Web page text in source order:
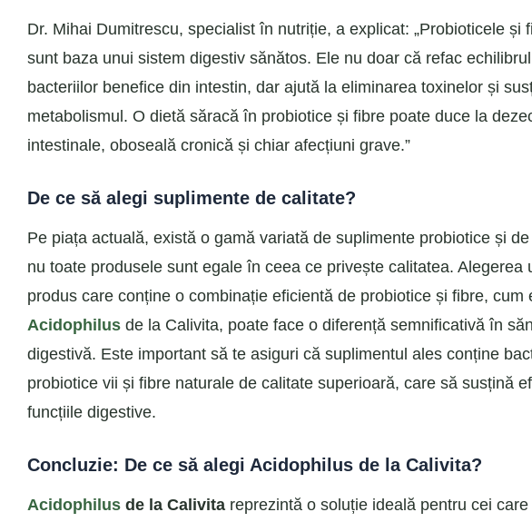
Dr. Mihai Dumitrescu, specialist în nutriție, a explicat: „Probioticele și
sunt baza unui sistem digestiv sănătos. Ele nu doar că refac echilibrul
bacteriilor benefice din intestin, dar ajută la eliminarea toxinelor și
metabolismul. O dietă săracă în probiotice și fibre poate duce la
intestinale, oboseală cronică și chiar afecțiuni grave.”
De ce să alegi suplimente de calitate?
Pe piața actuală, există o gamă variată de suplimente probiotice și
nu toate produsele sunt egale în ceea ce privește calitatea. Alegerea
produs care conține o combinație eficientă de probiotice și fibre, cum
Acidophilus de la Calivita, poate face o diferență semnificativă în
digestivă. Este important să te asiguri că suplimentul ales conține
probiotice vii și fibre naturale de calitate superioară, care să susțină
funcțiile digestive.
Concluzie: De ce să alegi Acidophilus de la Calivita?
Acidophilus de la Calivita reprezintă o soluție ideală pentru cei